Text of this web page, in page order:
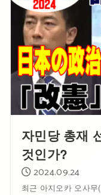
자민당 총재
것인가?
2024.09.24
최근 아지오카 오사